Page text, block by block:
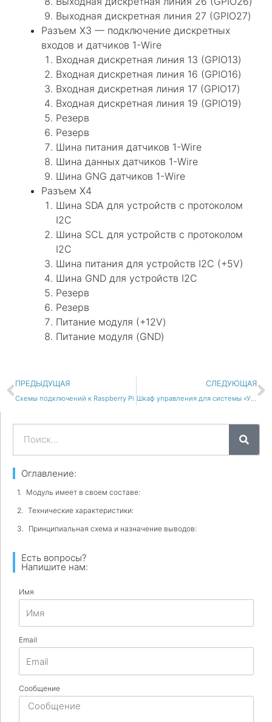
Выходная дискретная линия 27 (GPIO27)
Разъем X3 — подключение дискретных
входов и датчиков 1-Wire
Входная дискретная линия 13 (GPIO13)
Входная дискретная линия 16 (GPIO16)
Входная дискретная линия 17 (GPIO17)
Входная дискретная линия 19 (GPIO19)
Резерв
Резерв
Шина питания датчиков 1-Wire
Шина данных датчиков 1-Wire
Шина GNG датчиков 1-Wire
Разъем X4
Шина SDA для устройств с протоколом
I2C
Шина SCL для устройств с протоколом
I2C
Шина питания для устройств I2C (+5V)
Шина GND для устройств I2C
Резерв
Резерв
Питание модуля (+12V)
Питание модуля (GND)
Пред
ПРЕДЫДУЩАЯ
Схемы подключений к Raspberry Pi
СЛЕДУЮЩАЯ
Шкаф управления для системы «Умный дом»
Оглавление:
Модуль имеет в своем составе:
Технические характеристики:
Принципиальная схема и назначение выводов:
Есть вопросы?
Напишите нам:
Имя
Email
Сообщение